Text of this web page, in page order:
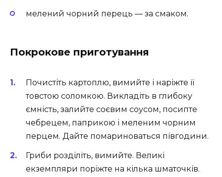
мелений чорний перець — за смаком.
Покрокове приготування
Почистіть картоплю, вимийте і наріжте її
товстою соломкою. Викладіть в глибоку
ємність, залийте соєвим соусом, посипте
чебрецем, паприкою і меленим чорним
перцем. Дайте помариноваться півгодини.
Гриби розділіть, вимийте. Великі
екземпляри поріжте на кілька шматочків.